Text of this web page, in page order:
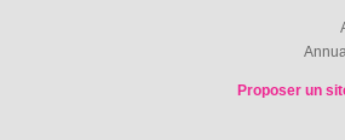
Proposer un